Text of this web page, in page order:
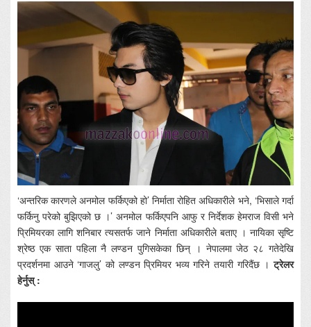
‘अन्तरिक कारणले अनमोल फर्किएको हो’ निर्माता रोहित अधिकारीले भने, ‘भिसाले गर्दा
फर्किनु परेको बुझिएको छ ।’ अनमोल फर्किएपनि आफु र निर्देशक हेमराज विसी भने
प्रिमियरका लागि शनिबार त्यसतर्फ जाने निर्माता अधिकारीले बताए । नायिका सृष्टि
श्रेष्ठ एक साता पहिला नै लण्डन पुगिसकेका छिन् । नेपालमा जेठ २८ गतेदेखि
प्रदर्शनमा आउने ‘गाजलु’ को लण्डन प्रिमियर भव्य गरिने तयारी गरिदैंछ । ट्रेलर
हेर्नुस् :